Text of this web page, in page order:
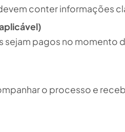
conter informações
pagos no
o processo e